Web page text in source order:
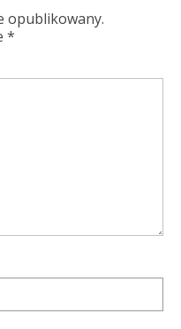
opublikowany.
*